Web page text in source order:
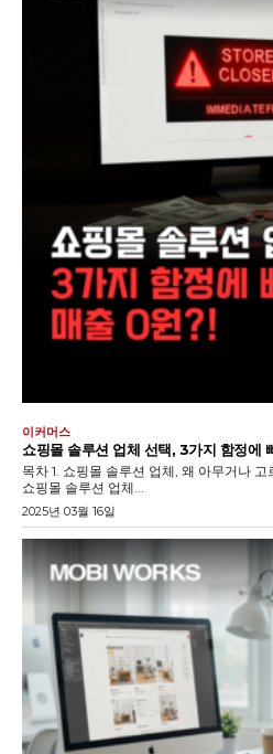
이커머스
쇼핑몰 솔루션 업체 선택, 3가지 함정에
목차 1. 쇼핑몰 솔루션 업체, 왜 아무거나 고르면 안 될까요? 2. 99%가 모르는
쇼핑몰 솔루션 업체...
2025년 03월 16일